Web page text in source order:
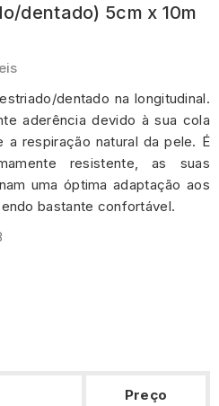
dentado) 5cm x 10m
dentado na longitudinal.
aderência devido à sua cola
a respiração natural da pele. É
resistente, as suas
uma óptima adaptação aos
bastante confortável.
Preço